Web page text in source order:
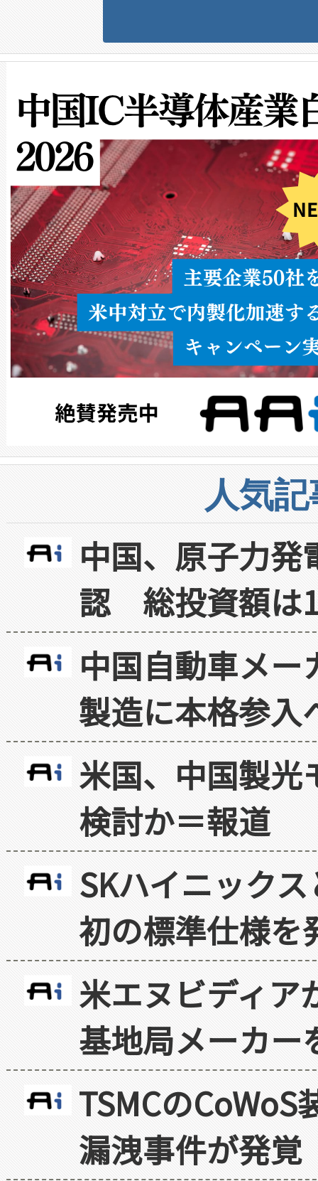
人気
中国、原子力
認 総投資額は
中国自動車メ
製造に本格参入
米国、中国製光
検討か＝報道
SKハイニック
初の標準仕様を
米エヌビディア
基地局メーカー
TSMCの
漏洩事件が発覚